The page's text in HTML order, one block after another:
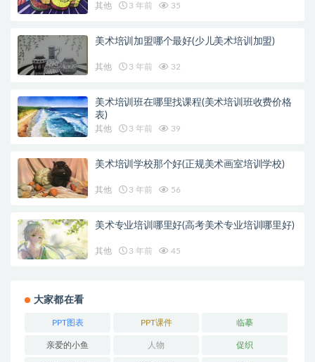
其他 3 年前 35
美术培训加盟哪个最好(少儿美术培训加盟)
其他 3 年前 32
美术培训班在哪里找课程(美术培训班收费价格
表)
其他 3 年前 39
美术培训学校那个好(正规美术画室培训学校)
其他 3 年前 56
美术专业培训哪里好(高考美术专业培训哪里好)
其他 3 年前 45
大家都在看
PPT图表 PPT课件 临摹
亲爱的小鱼 人物 促织